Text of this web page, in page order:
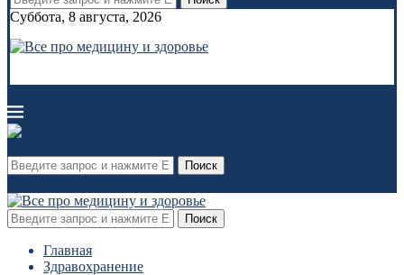
Суббота, 8 августа, 2026
Поиск
Поиск
Главная
Здравохранение